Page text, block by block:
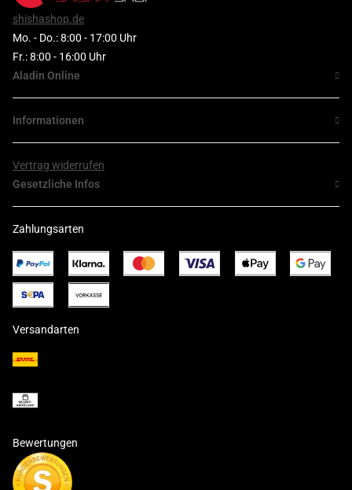
shishashop.de
Mo. - Do.: 8:00 - 17:00 Uhr
Fr.: 8:00 - 16:00 Uhr
Aladin Online
Informationen
Vertrag widerrufen
Gesetzliche Infos
Zahlungsarten
Versandarten
Bewertungen